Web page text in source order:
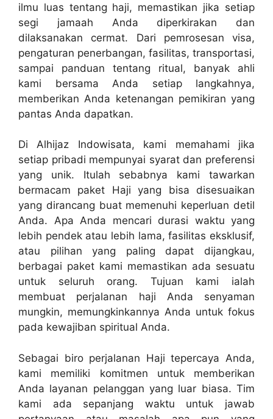
ilmu luas tentang haji, memastikan jika setiap
segi jamaah Anda diperkirakan dan
dilaksanakan cermat. Dari pemrosesan visa,
pengaturan penerbangan, fasilitas, transportasi,
sampai panduan tentang ritual, banyak ahli
kami bersama Anda setiap langkahnya,
memberikan Anda ketenangan pemikiran yang
pantas Anda dapatkan.
Di Alhijaz Indowisata, kami memahami jika
setiap pribadi mempunyai syarat dan preferensi
yang unik. Itulah sebabnya kami tawarkan
bermacam paket Haji yang bisa disesuaikan
yang dirancang buat memenuhi keperluan detil
Anda. Apa Anda mencari durasi waktu yang
lebih pendek atau lebih lama, fasilitas eksklusif,
atau pilihan yang paling dapat dijangkau,
berbagai paket kami memastikan ada sesuatu
untuk seluruh orang. Tujuan kami ialah
membuat perjalanan haji Anda senyaman
mungkin, memungkinkannya Anda untuk fokus
pada kewajiban spiritual Anda.
Sebagai biro perjalanan Haji tepercaya Anda,
kami memiliki komitmen untuk memberikan
Anda layanan pelanggan yang luar biasa. Tim
kami ada sepanjang waktu untuk jawab